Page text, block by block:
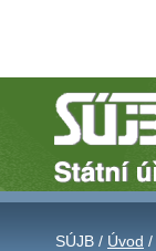
SÚJB / Úvod /